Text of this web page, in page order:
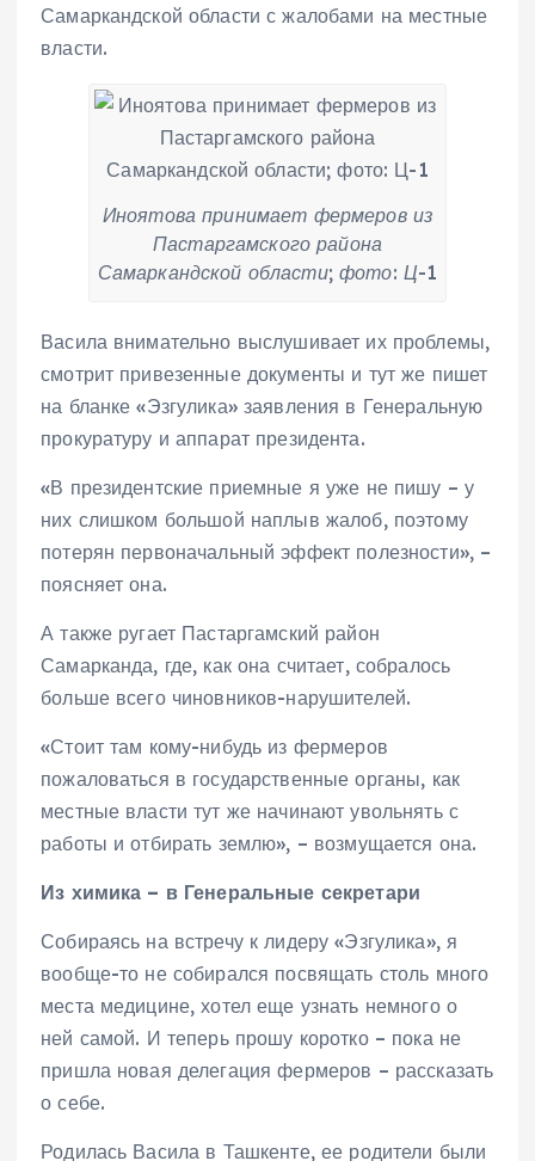
Самаркандской области с жалобами на местные
власти.
Иноятова принимает фермеров из
Пастаргамского района
Самаркандской области; фото: Ц-1
Васила внимательно выслушивает их проблемы,
смотрит привезенные документы и тут же пишет
на бланке «Эзгулика» заявления в Генеральную
прокуратуру и аппарат президента.
«В президентские приемные я уже не пишу – у
них слишком большой наплыв жалоб, поэтому
потерян первоначальный эффект полезности», –
поясняет она.
А также ругает Пастаргамский район
Самарканда, где, как она считает, собралось
больше всего чиновников-нарушителей.
«Стоит там кому-нибудь из фермеров
пожаловаться в государственные органы, как
местные власти тут же начинают увольнять с
работы и отбирать землю», – возмущается она.
Из химика – в Генеральные секретари
Собираясь на встречу к лидеру «Эзгулика», я
вообще-то не собирался посвящать столь много
места медицине, хотел еще узнать немного о
ней самой. И теперь прошу коротко – пока не
пришла новая делегация фермеров – рассказать
о себе.
Родилась Васила в Ташкенте, ее родители были